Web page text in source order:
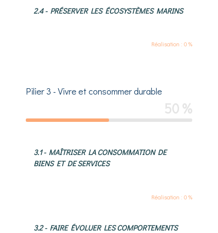
2.4 - PRÉSERVER LES ÉCOSYSTÈMES MARINS
Réalisation : 0 %
Pilier 3 - Vivre et consommer durable
50 %
3.1 - MAÎTRISER LA CONSOMMATION DE
BIENS ET DE SERVICES
Réalisation : 0 %
3.2 - FAIRE ÉVOLUER LES COMPORTEMENTS